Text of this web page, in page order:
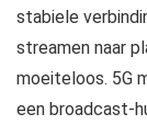
stabiele
streamen naar
moeiteloos. 5G
een broadcast-